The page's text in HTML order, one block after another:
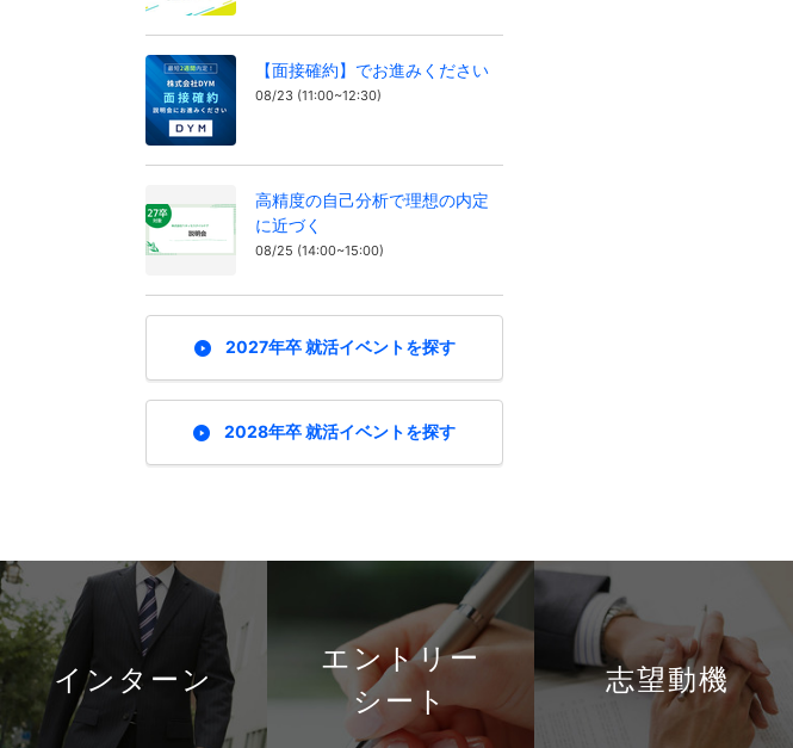
【面接確約】でお進みください
08/23 (11:00~12:30)
高精度の自己分析で理想の内定
に近づく
08/25 (14:00~15:00)
2027年卒 就活イベントを探す
2028年卒 就活イベントを探す
インターン
エントリー
シート
志望動機